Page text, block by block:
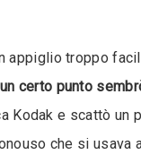
appiglio troppo
certo punto
Kodak e scattò un
che si usava